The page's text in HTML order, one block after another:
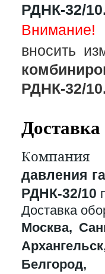
РДНК-32/
Внимание!
вносить
РДНК-32/
Доставка
Компания
давления
РДНК-32/10
Доставка
Москва,